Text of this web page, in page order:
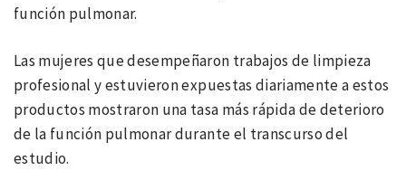
función pulmonar.
Las mujeres que desempeñaron trabajos de limpieza
profesional y estuvieron expuestas diariamente a estos
productos mostraron una tasa más rápida de deterioro
de la función pulmonar durante el transcurso del
estudio.